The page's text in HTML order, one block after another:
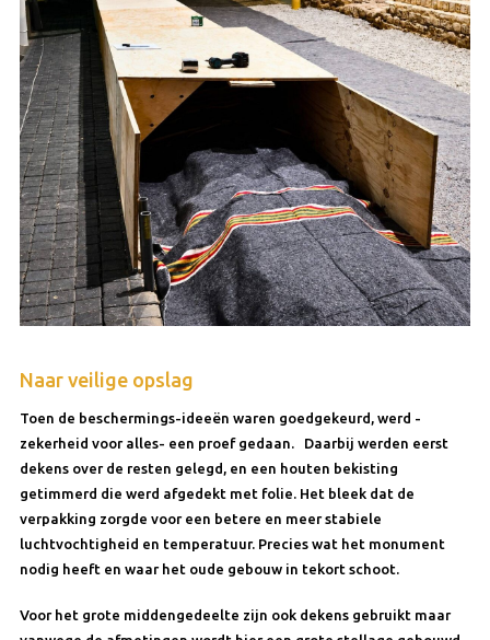
Naar veilige opslag
Toen de beschermings-ideeën waren goedgekeurd, werd -
zekerheid voor alles- een proef gedaan. Daarbij werden eerst
dekens over de resten gelegd, en een houten bekisting
getimmerd die werd afgedekt met folie. Het bleek dat de
verpakking zorgde voor een betere en meer stabiele
luchtvochtigheid en temperatuur. Precies wat het monument
nodig heeft en waar het oude gebouw in tekort schoot.
Voor het grote middengedeelte zijn ook dekens gebruikt maar